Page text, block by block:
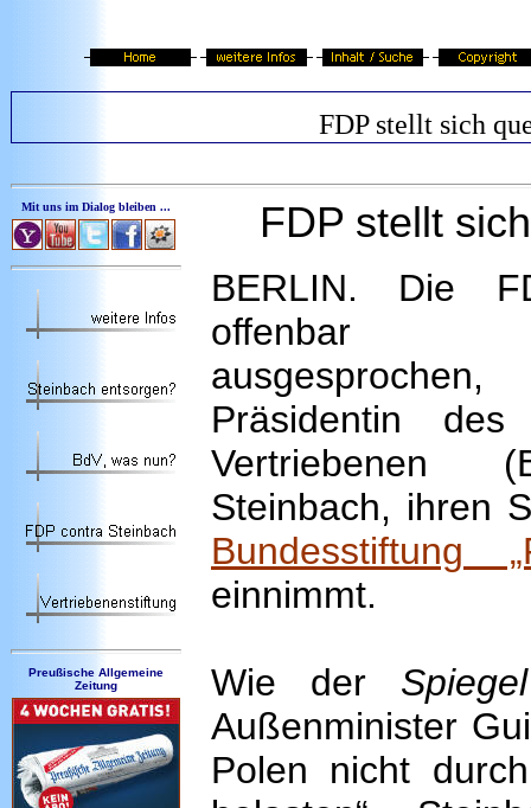
FDP stellt sich
Mit uns im Dialog bleiben ...
Preußische Allgemeine
Zeitung
FDP stellt
BERLIN. Die
offenbar
Präsidentin
Vertriebenen
Steinbach, ihren
Bundesstiftung
einnimmt.
Wie der Spiegel
Außenminister
Polen nicht